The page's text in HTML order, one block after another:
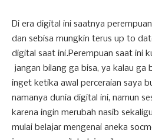
Di era digital ini saatnya
dan sebisa mungkin terus up to
digital saat ini.Perempuan saat ini
jangan bilang ga bisa, ya kalau ga
inget ketika awal perceraian saya
namanya dunia digital ini, namun
karena ingin merubah nasib
mulai belajar mengenai aneka